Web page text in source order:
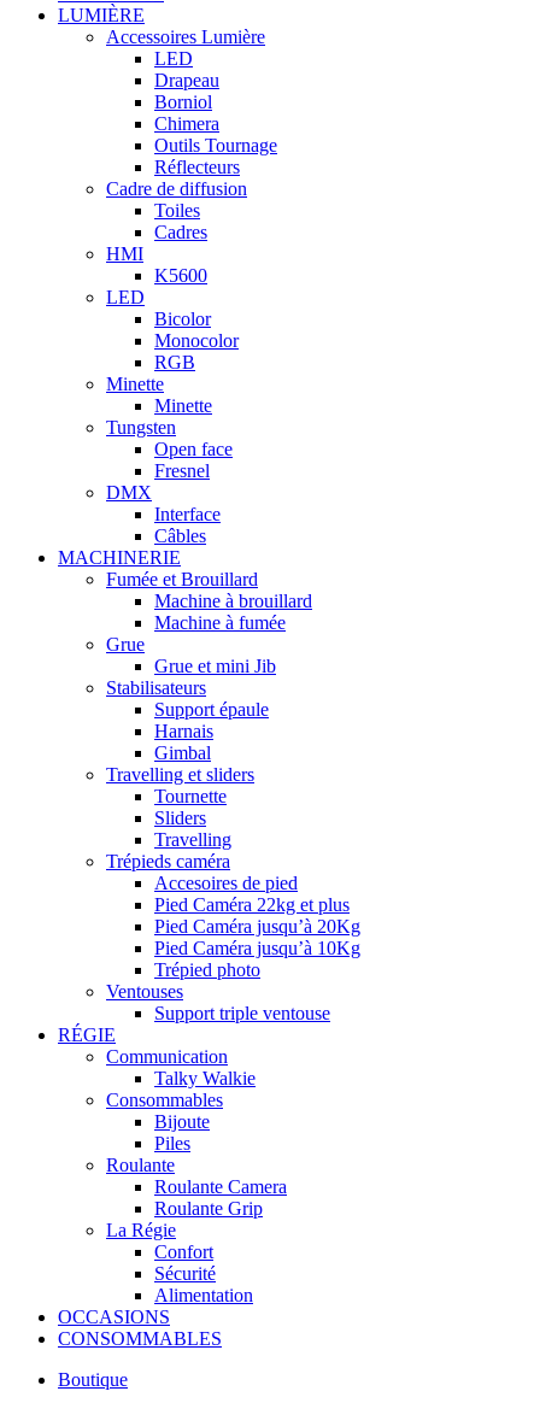
LUMIÈRE
Accessoires Lumière
LED
Drapeau
Borniol
Chimera
Outils Tournage
Réflecteurs
Cadre de diffusion
Toiles
Cadres
HMI
K5600
LED
Bicolor
Monocolor
RGB
Minette
Minette
Tungsten
Open face
Fresnel
DMX
Interface
Câbles
MACHINERIE
Fumée et Brouillard
Machine à brouillard
Machine à fumée
Grue
Grue et mini Jib
Stabilisateurs
Support épaule
Harnais
Gimbal
Travelling et sliders
Tournette
Sliders
Travelling
Trépieds caméra
Accesoires de pied
Pied Caméra 22kg et plus
Pied Caméra jusqu’à 20Kg
Pied Caméra jusqu’à 10Kg
Trépied photo
Ventouses
Support triple ventouse
RÉGIE
Communication
Talky Walkie
Consommables
Bijoute
Piles
Roulante
Roulante Camera
Roulante Grip
La Régie
Confort
Sécurité
Alimentation
OCCASIONS
CONSOMMABLES
Boutique